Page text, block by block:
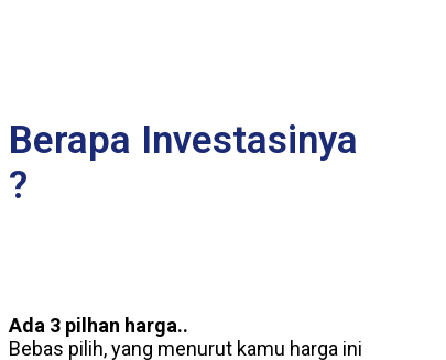
Berapa Investasinya
?
Ada 3 pilhan harga..
Bebas pilih, yang menurut kamu harga ini